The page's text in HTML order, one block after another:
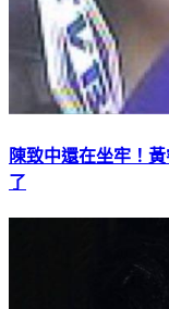
陳致中還在坐牢！
了